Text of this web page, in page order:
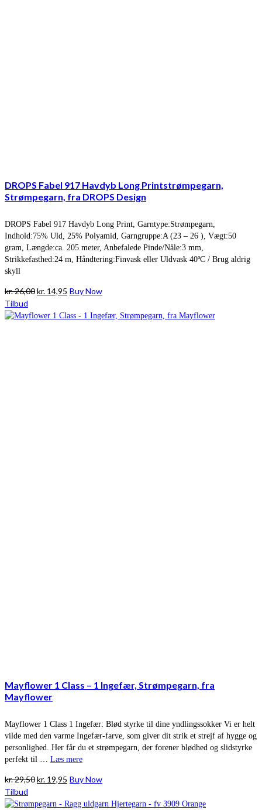
DROPS Fabel 917 Havdyb Long Printstrømpegarn,
Strømpegarn, fra DROPS Design
DROPS Fabel 917 Havdyb Long Print, Garntype:Strømpegarn,
Indhold:75% Uld, 25% Polyamid, Garngruppe:A (23 – 26 ), Vægt:50
gram, Længde:ca. 205 meter, Anbefalede Pinde/Nåle:3 mm,
Strikkefasthed:24 m, Håndtering:Finvask eller Uldvask 40ºC / Brug aldrig
skyll
kr.26,00Den
pris
kr. 14,95 Den
pris
Buy Now
Tilbud
Mayflower 1 Class – 1 Ingefær, Strømpegarn, fra
Mayflower
Mayflower 1 Class 1 Ingefær: Blød styrke til dine yndlingssokker Vi er helt
vilde med den varme Ingefær-farve, som giver dit strik et strejf af hygge og
personlighed. Her får du et strømpegarn, der forener blødhed og slidstyrke
perfekt til … Læs mere
kr.29,50Den
pris
kr. 19,95 Den
pris
Buy Now
Tilbud